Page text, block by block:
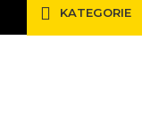
KATEGORIE